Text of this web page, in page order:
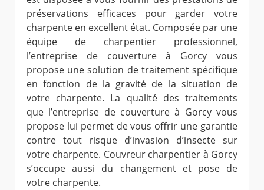
préservations efficaces pour garder votre
charpente en excellent état. Composée par une
équipe de charpentier professionnel,
l’entreprise de couverture à Gorcy vous
propose une solution de traitement spécifique
en fonction de la gravité de la situation de
votre charpente. La qualité des traitements
que l’entreprise de couverture à Gorcy vous
propose lui permet de vous offrir une garantie
contre tout risque d’invasion d’insecte sur
votre charpente. Couvreur charpentier à Gorcy
s’occupe aussi du changement et pose de
votre charpente.